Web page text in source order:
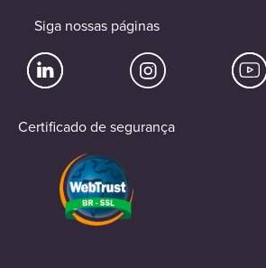
Siga nossas páginas
Certificado de segurança